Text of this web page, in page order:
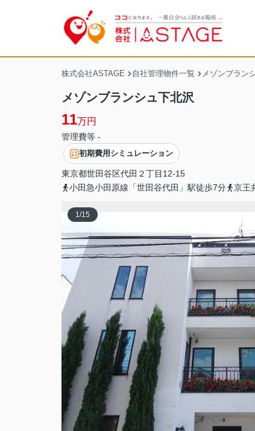
株式会社ASTAGE 自社管理物件一覧 メゾンブラン
メゾンブランシュ下北沢
11万円
管理費等 -
初期費用シミュレーション
東京都世田谷区代田 ２丁目12-15
小田急小田原線「世田谷代田」駅徒歩7分
京王
1/15